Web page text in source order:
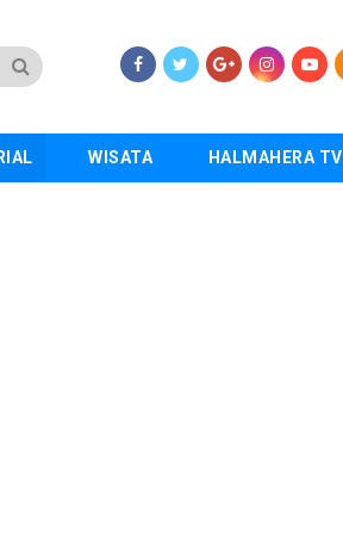
WISATA HALMAHERA TV